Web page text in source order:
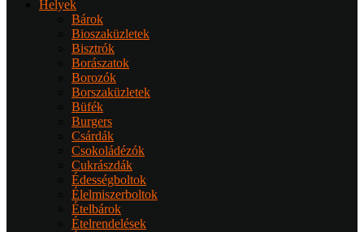
Helyek
Bárok
Bioszaküzletek
Bisztrók
Borászatok
Borozók
Borszaküzletek
Büfék
Burgers
Csárdák
Csokoládézók
Cukrászdák
Édességboltok
Élelmiszerboltok
Ételbárok
Ételrendelések